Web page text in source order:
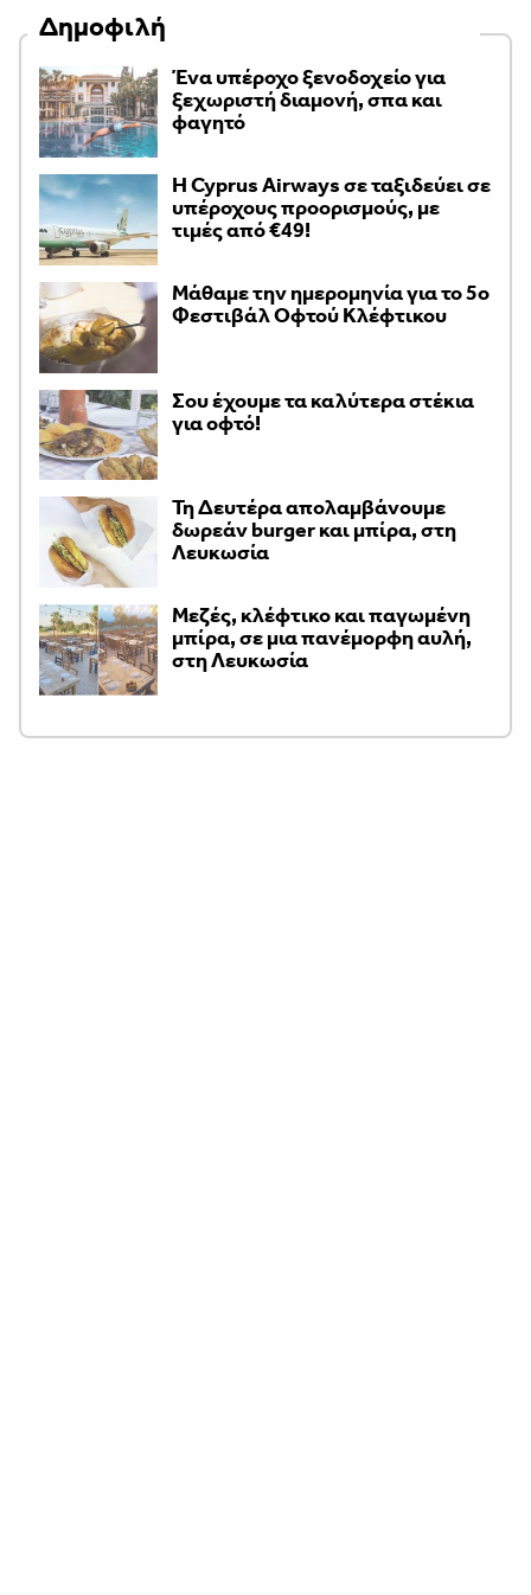
Δημοφιλή
Ένα υπέροχο ξενοδοχείο για
ξεχωριστή διαμονή, σπα και
φαγητό
H Cyprus Airways σε ταξιδεύει σε
υπέροχους προορισμούς, με
τιμές από €49!
Μάθαμε την ημερομηνία για το 5ο
Φεστιβάλ Οφτού Κλέφτικου
Σου έχουμε τα καλύτερα στέκια
για οφτό!
Τη Δευτέρα απολαμβάνουμε
δωρεάν burger και μπίρα, στη
Λευκωσία
Μεζές, κλέφτικο και παγωμένη
μπίρα, σε μια πανέμορφη αυλή,
στη Λευκωσία